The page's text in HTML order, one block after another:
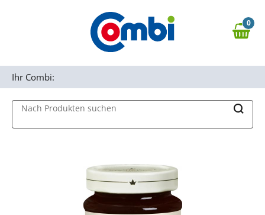
Zur Navigation springen
0,00 €
0
Nach Produkten suchen
Ihr Combi: